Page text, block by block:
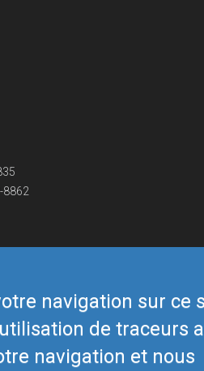
navigation sur ce
de traceurs
navigation et nous
8862
- Vie privée Back to top